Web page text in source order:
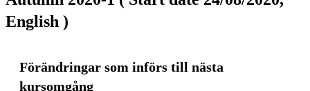
English )
Förändringar som införs till nästa
kursomgång